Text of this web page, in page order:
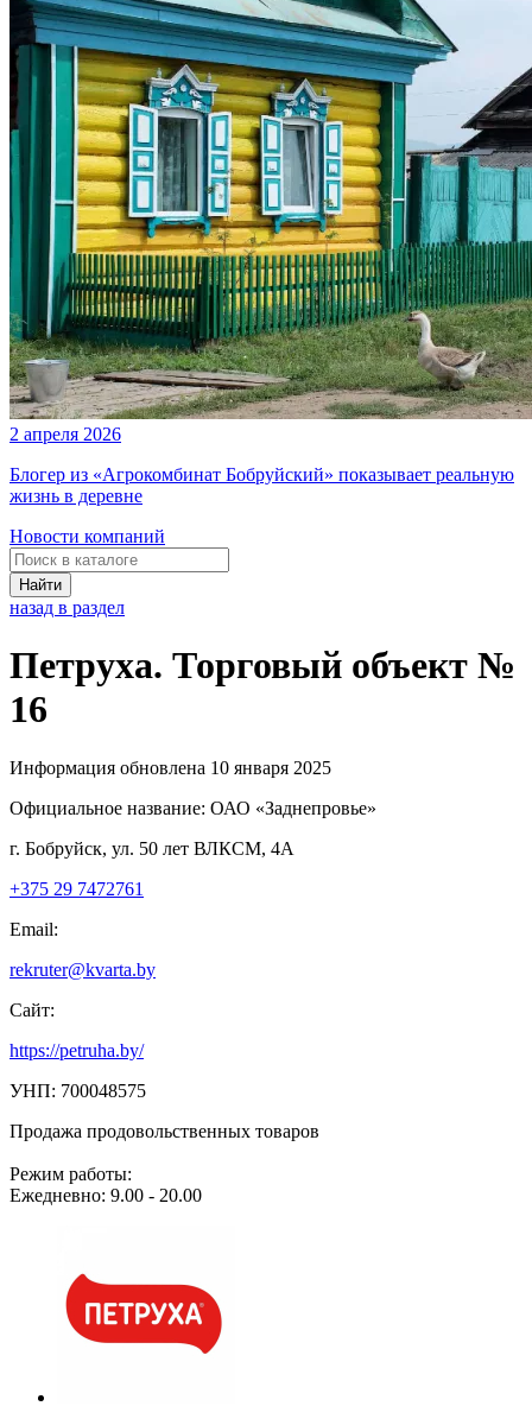
2 апреля 2026
Блогер из «Агрокомбинат Бобруйский» показывает реальную
жизнь в деревне
Новости компаний
Найти
назад в раздел
Петруха. Торговый объект №
16
Информация обновлена 10 января 2025
Официальное название: ОАО «Заднепровье»
г. Бобруйск, ул. 50 лет ВЛКСМ, 4А
+375 29 7472761
Email:
rekruter@kvarta.by
Сайт:
https://petruha.by/
УНП: 700048575
Продажа продовольственных товаров
Режим работы:
Ежедневно: 9.00 - 20.00